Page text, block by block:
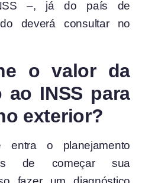
–, já do país de
deverá consultar no
o valor da
INSS para
exterior?
o planejamento
de começar sua